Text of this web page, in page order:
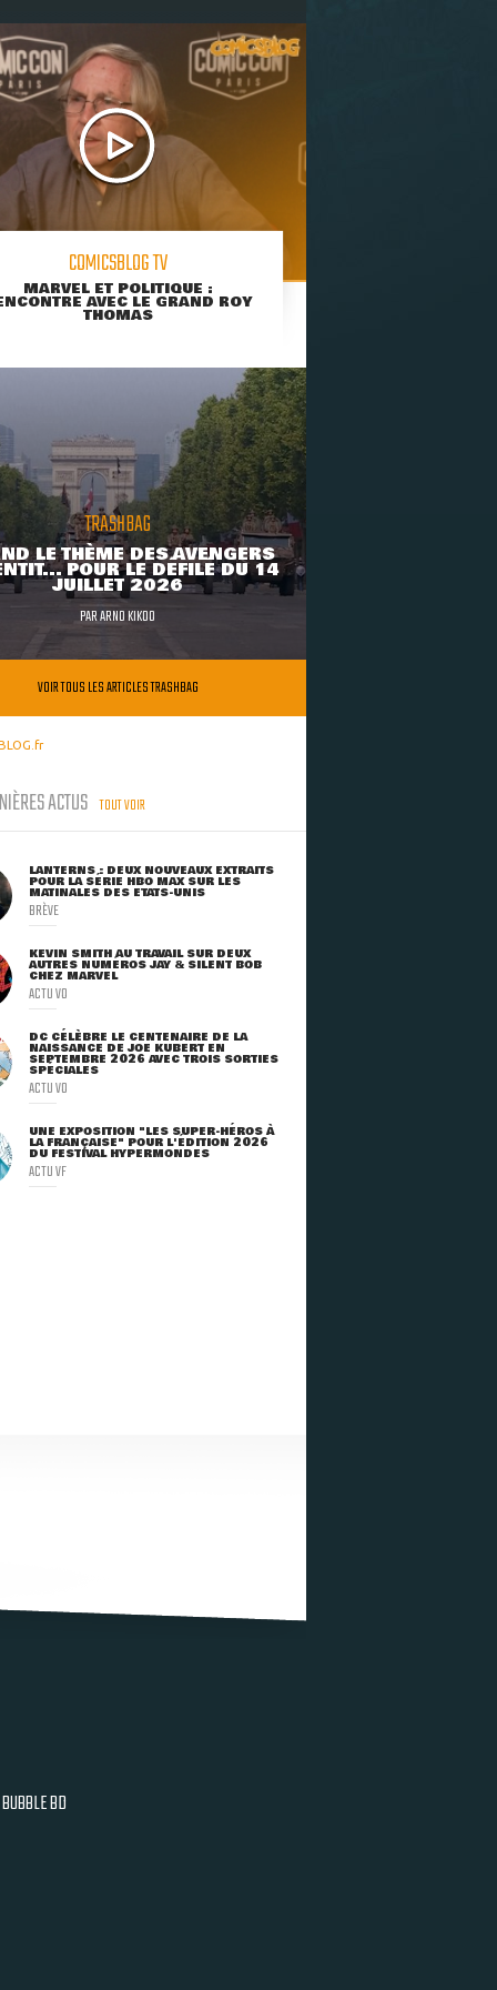
COMICSBLOG TV
MARVEL ET POLITIQUE :
AVEC LE GRAND ROY
THOMAS
TRASHBAG
LE THÈME DES AVENGERS
POUR LE DÉFILÉ DU 14
JUILLET 2026
PARARNO KIKOO
VOIR TOUS LES ARTICLES TRASHBAG
ACTUS TOUT VOIR
LANTERNS : DEUX NOUVEAUX EXTRAITS
POUR LA SÉRIE HBO MAX SUR LES
MATINALES DES ETATS-UNIS
BRÈVE
KEVIN SMITH AU TRAVAIL SUR DEUX
AUTRES NUMÉROS JAY & SILENT BOB
CHEZ MARVEL
ACTU VO
DC CÉLÈBRE LE CENTENAIRE DE LA
NAISSANCE DE JOE KUBERT EN
SEPTEMBRE 2026 AVEC TROIS SORTIES
SPÉCIALES
ACTU VO
UNE EXPOSITION "LES SUPER-HÉROS À
LA FRANÇAISE" POUR L'ÉDITION 2026
DU FESTIVAL HYPERMONDES
ACTU VF
BUBBLE BD